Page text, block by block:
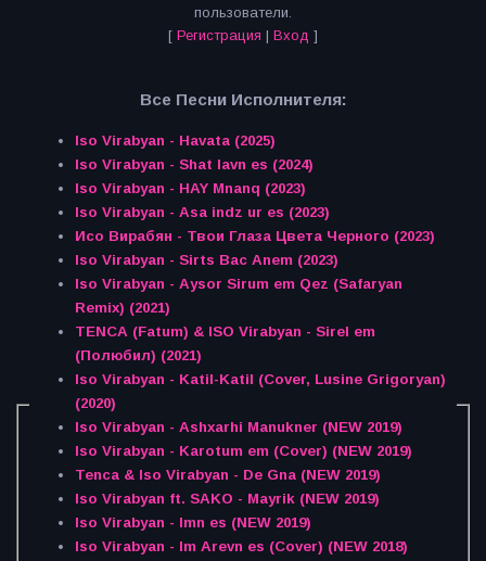
пользователи.
[ Регистрация | Вход ]
Все Песни Исполнителя:
Iso Virabyan - Havata (2025)
Iso Virabyan - Shat lavn es (2024)
Iso Virabyan - HAY Mnanq (2023)
Iso Virabyan - Asa indz ur es (2023)
Исо Вирабян - Твои Глаза Цвета Черного (2023)
Iso Virabyan - Sirts Bac Anem (2023)
Iso Virabyan - Aysor Sirum em Qez (Safaryan
Remix) (2021)
TENCA (Fatum) & ISO Virabyan - Sirel em
(Полюбил) (2021)
Iso Virabyan - Katil-Katil (Cover, Lusine Grigoryan)
(2020)
Iso Virabyan - Ashxarhi Manukner (NEW 2019)
Iso Virabyan - Karotum em (Cover) (NEW 2019)
Tenca & Iso Virabyan - De Gna (NEW 2019)
Iso Virabyan ft. SAKO - Mayrik (NEW 2019)
Iso Virabyan - Imn es (NEW 2019)
Iso Virabyan - Im Arevn es (Cover) (NEW 2018)